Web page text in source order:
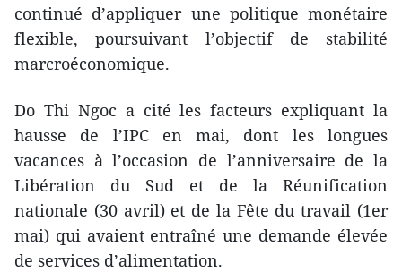
continué d’appliquer une politique monétaire
flexible, poursuivant l’objectif de stabilité
marcroéconomique.
Do Thi Ngoc a cité les facteurs expliquant la
hausse de l’IPC en mai, dont les longues
vacances à l’occasion de l’anniversaire de la
Libération du Sud et de la Réunification
nationale (30 avril) et de la Fête du travail (1er
mai) qui avaient entraîné une demande élevée
de services d’alimentation.